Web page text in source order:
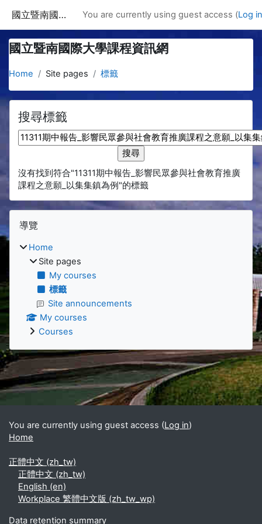
國立暨南國際大學課程資訊網 You are currently using guest access (Log in
國立暨南國際大學課程資訊網
Home Site pages 標籤
搜尋標籤
搜尋標籤
沒有找到符合"11311期中報告_影響民眾參與社會教育推廣
課程之意願_以集集鎮為例"的標籤
Blocks
Skip 導覽
導覽
Home
Site pages
My courses
標籤
Site announcements
My courses
Courses
Supplementary blocks
You are currently using guest access (Log in)
Home
正體中文 ‎(zh_tw)‎
正體中文 ‎(zh_tw)‎
English ‎(en)‎
Workplace 繁體中文版 ‎(zh_tw_wp)‎
Data retention summary